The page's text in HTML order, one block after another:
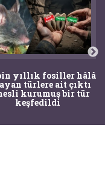
yıllık fosiller hâlâ
türlere ait çıktı
kurumuş bir tür
keşfedildi